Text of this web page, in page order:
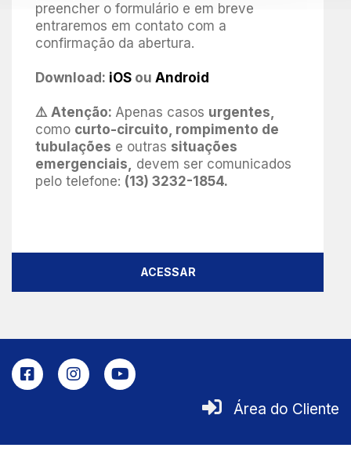
preencher o formulário e em breve
entraremos em contato com a
confirmação da abertura.
Download: iOS ou Android
⚠️ Atenção: Apenas casos urgentes,
como curto-circuito, rompimento de
tubulações e outras situações
emergenciais, devem ser comunicados
pelo telefone: (13) 3232-1854.
ACESSAR
Área do Cliente